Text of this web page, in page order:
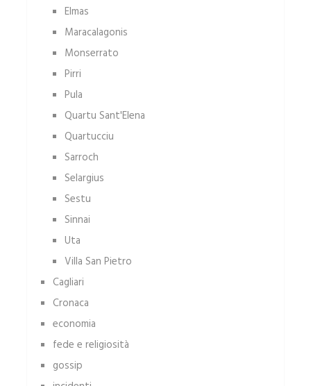
Elmas
Maracalagonis
Monserrato
Pirri
Pula
Quartu Sant'Elena
Quartucciu
Sarroch
Selargius
Sestu
Sinnai
Uta
Villa San Pietro
Cagliari
Cronaca
economia
fede e religiosità
gossip